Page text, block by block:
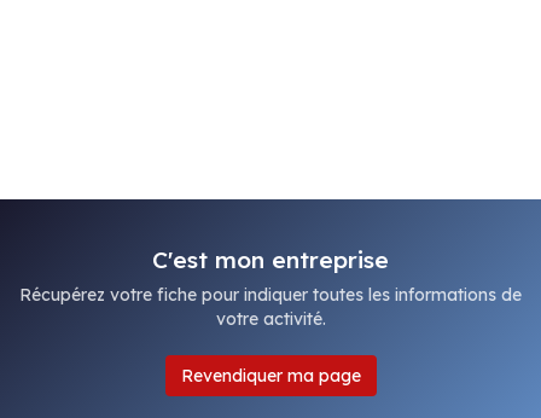
C'est mon entreprise
Récupérez votre fiche pour indiquer toutes les informations de
votre activité.
Revendiquer ma page